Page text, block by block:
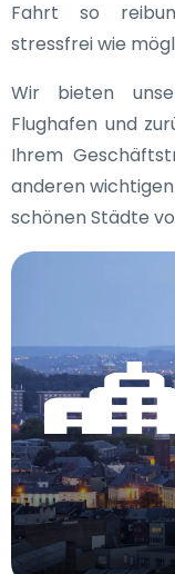
Fahrt so
stressfrei wie
Wir bieten
Flughafen und
Ihrem
anderen
schönen Städte